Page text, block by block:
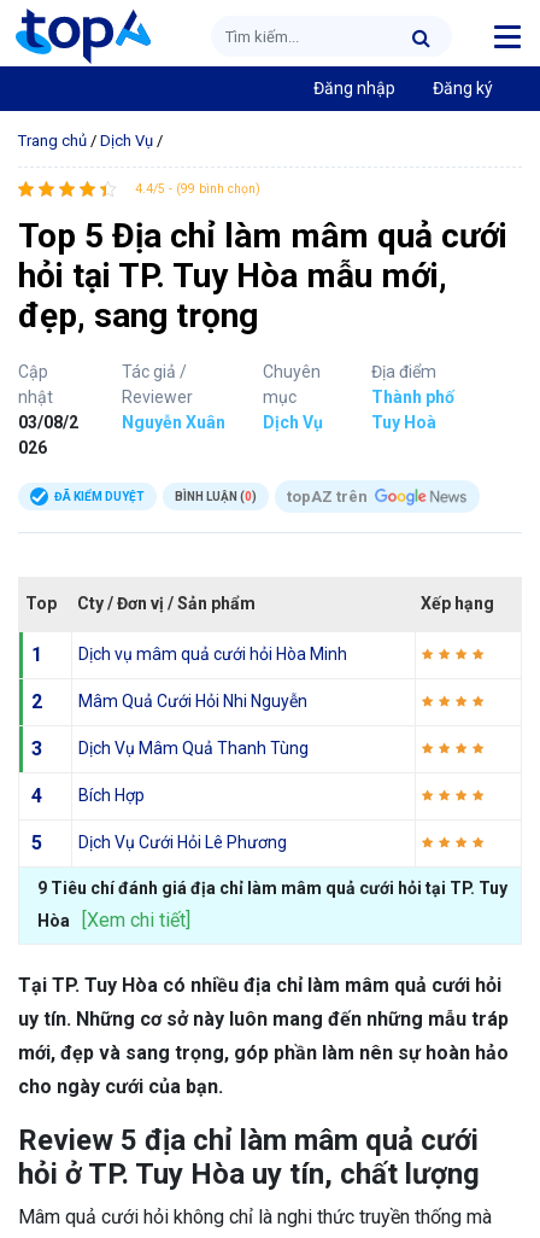
Đăng nhập Đăng ký
Trang chủ / Dịch Vụ /
4.4/5 - (99 bình chọn)
Top 5 Địa chỉ làm mâm quả cưới
hỏi tại TP. Tuy Hòa mẫu mới,
đẹp, sang trọng
Cập
nhật
03/08/2
026
Tác giả /
Reviewer
Nguyễn Xuân
Chuyên
mục
Dịch Vụ
Địa điểm
Thành phố
Tuy Hoà
ĐÃ KIỂM DUYỆT BÌNH LUẬN (0) topAZ trên
Top Cty / Đơn vị / Sản phẩm Xếp hạng
1 Dịch vụ mâm quả cưới hỏi Hòa Minh
2 Mâm Quả Cưới Hỏi Nhi Nguyễn
3 Dịch Vụ Mâm Quả Thanh Tùng
4 Bích Hợp
5 Dịch Vụ Cưới Hỏi Lê Phương
9 Tiêu chí đánh giá địa chỉ làm mâm quả cưới hỏi tại TP. Tuy
Hòa
[Xem chi tiết]
Tại TP. Tuy Hòa có nhiều địa chỉ làm mâm quả cưới hỏi
uy tín. Những cơ sở này luôn mang đến những mẫu tráp
mới, đẹp và sang trọng, góp phần làm nên sự hoàn hảo
cho ngày cưới của bạn.
Review 5 địa chỉ làm mâm quả cưới
hỏi ở TP. Tuy Hòa uy tín, chất lượng
Mâm quả cưới hỏi không chỉ là nghi thức truyền thống mà